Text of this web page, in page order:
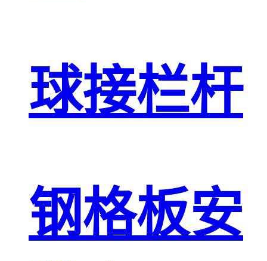
球接栏杆
钢格板安